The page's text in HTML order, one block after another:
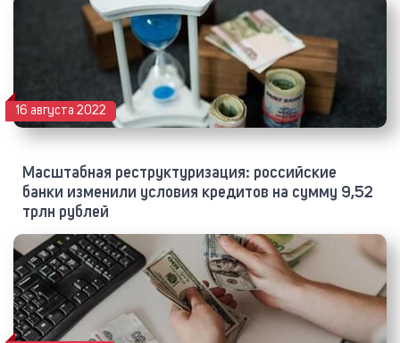
Масштабная реструктуризация: российские
банки изменили условия кредитов на сумму 9,52
трлн рублей
16 августа 2022